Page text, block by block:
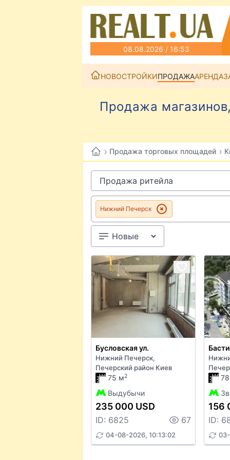
08.08.2026 / 16:53
НОВОСТРОЙКИПРОДАЖААРЕНДА
Продажа
› Продажа торговых площадей ›
Нижний Печерск
Бусловская ул.
Нижний Печерск,
Печерский район Киев
75 м2
Выдубычи
235 000 USD
ID: 6825 67
04-08-2026, 10:13:02
156
ID: